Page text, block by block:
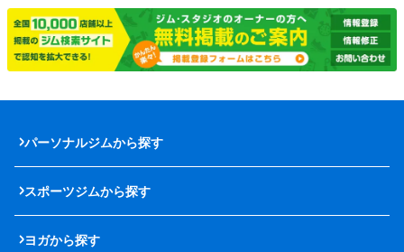
パーソナルジムから探す
スポーツジムから探す
ヨガから探す